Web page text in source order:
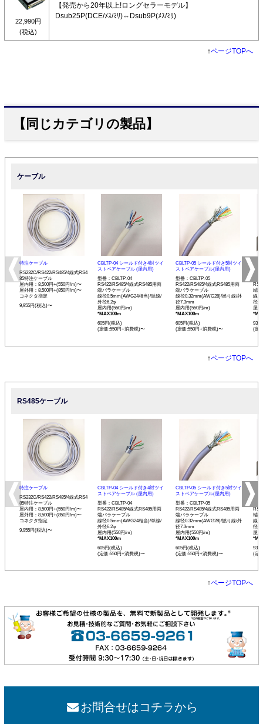
22,990円
(税込)
【発売から20年以上!ロングセラーモデル】
Dsub25P(DCE/ﾒｽ/ﾐﾘ)⇔Dsub9P(ﾒｽ/ﾐﾘ)
↑ページTOPへ
【同じカテゴリの製品】
ケーブル
特注ケーブル
RS232C/RS422/RS485/4線式RS4
85特注ケーブル
屋内用：8,500円+(550円/m)〜
屋外用：8,500円+(850円/m)〜
コネクタ指定
9,955円(税込)〜
CBLTP-04 シールド付き4対ツイ
ストペアケーブル (屋内用)
型番：CBLTP-04
RS422/RS485/4線式RS485用両
端バラケーブル
線径0.5mm(AWG24相当)/単線/
外径6.2φ
屋内用(550円/m)
*MAX100m
605円(税込)
(定価:550円+消費税)〜
CBLTP-05 シールド付き5対ツイ
ストペアケーブル(屋内用)
型番：CBLTP-05
RS422/RS485/4線式RS485用両
端バラケーブル
線径0.32mm(AWG28)/撚り線/外
径7.3mm
屋内用(550円/m)
*MAX100m
605円(税込)
(定価:550円+消費税)〜
イ
端
線
径
屋
935
(定
↑ページTOPへ
RS485ケーブル
特注ケーブル
RS232C/RS422/RS485/4線式RS4
85特注ケーブル
屋内用：8,500円+(550円/m)〜
屋外用：8,500円+(850円/m)〜
コネクタ指定
9,955円(税込)〜
CBLTP-04 シールド付き4対ツイ
ストペアケーブル (屋内用)
型番：CBLTP-04
RS422/RS485/4線式RS485用両
端バラケーブル
線径0.5mm(AWG24相当)/単線/
外径6.2φ
屋内用(550円/m)
*MAX100m
605円(税込)
(定価:550円+消費税)〜
CBLTP-05 シールド付き5対ツイ
ストペアケーブル(屋内用)
型番：CBLTP-05
RS422/RS485/4線式RS485用両
端バラケーブル
線径0.32mm(AWG28)/撚り線/外
径7.3mm
屋内用(550円/m)
*MAX100m
605円(税込)
(定価:550円+消費税)〜
イ
端
線
径
屋
935
(定
↑ページTOPへ
お問合せはコチラから